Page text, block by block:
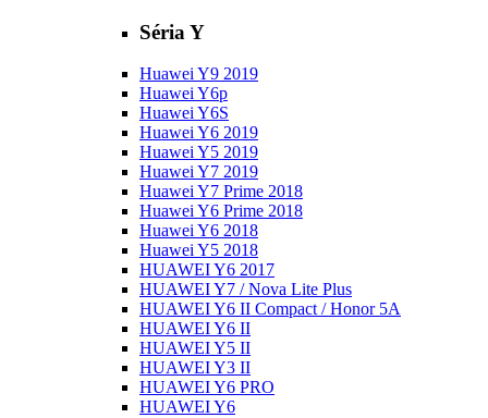
Séria Y
Huawei Y9 2019
Huawei Y6p
Huawei Y6S
Huawei Y6 2019
Huawei Y5 2019
Huawei Y7 2019
Huawei Y7 Prime 2018
Huawei Y6 Prime 2018
Huawei Y6 2018
Huawei Y5 2018
HUAWEI Y6 2017
HUAWEI Y7 / Nova Lite Plus
HUAWEI Y6 II Compact / Honor 5A
HUAWEI Y6 II
HUAWEI Y5 II
HUAWEI Y3 II
HUAWEI Y6 PRO
HUAWEI Y6